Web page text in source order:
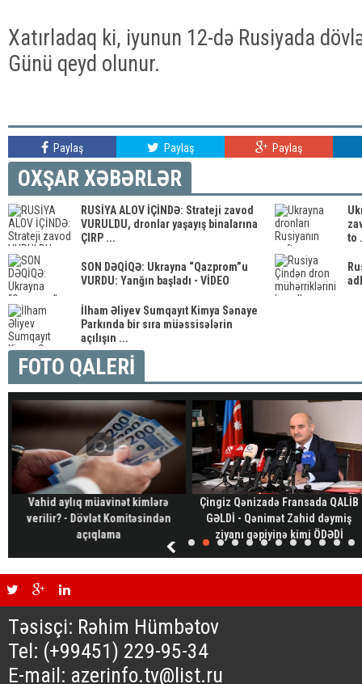
Xatırladaq ki, iyunun 12-də Rusiyada
Günü qeyd olunur.
Paylaş Paylaş Paylaş
OXŞAR XƏBƏRLƏR
RUSİYA ALOV İÇİNDƏ: Strateji zavod
VURULDU, dronlar yaşayış binalarına
ÇIRP ...
to
SON DƏQİQƏ: Ukrayna “Qazprom”u
VURDU: Yanğın başladı - VİDEO
İlham Əliyev Sumqayıt Kimya Sənaye
Parkında bir sıra müəssisələrin
açılışın ...
FOTO QALERİ
Vahid aylıq müavinət kimlərə
verilir? - Dövlət Komitəsindən
açıqlama
Çingiz Qənizadə Fransada QALİB
GƏLDİ - Qənimət Zahid dəymiş
ziyanı qəpiyinə kimi ÖDƏDİ
Təsisçi: Rəhim Hümbətov
Tel: (+99451) 229-95-34
E-mail: azerinfo.tv@list.ru